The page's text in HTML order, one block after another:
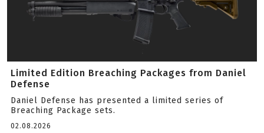
Limited Edition Breaching Packages from Daniel
Defense
Daniel Defense has presented a limited series of
Breaching Package sets.
02.08.2026